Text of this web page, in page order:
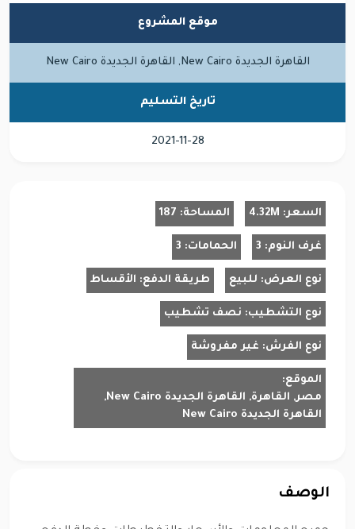
موقع المشروع
القاهرة الجديدة New Cairo, القاهرة الجديدة New Cairo
تاريخ التسليم
2021-11-28
السعر: 4.32M المساحة: 187
غرف النوم: 3 الحمامات: 3
نوع العرض: للبيع طريقة الدفع: الأقساط
نوع التشطيب: نصف تشطيب
نوع الفرش: غير مفروشة
الموقع:
مصر, القاهرة, القاهرة الجديدة New Cairo,
القاهرة الجديدة New Cairo
الوصف